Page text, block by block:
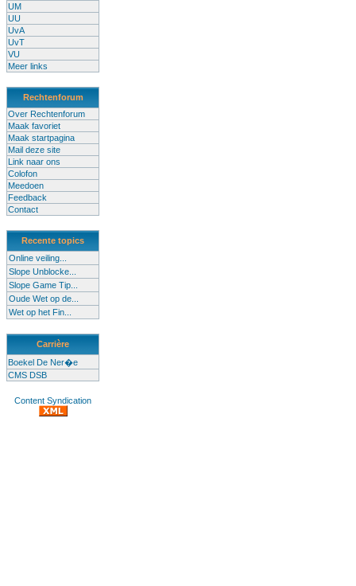
UM
UU
UvA
UvT
VU
Meer links
Rechtenforum
Over Rechtenforum
Maak favoriet
Maak startpagina
Mail deze site
Link naar ons
Colofon
Meedoen
Feedback
Contact
Recente topics
Online veiling...
Slope Unblocke...
Slope Game Tip...
Oude Wet op de...
Wet op het Fin...
Carrière
Boekel De Ner�e
CMS DSB
Content Syndication